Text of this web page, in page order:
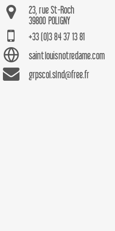
23, rue St-Roch
39800 POLIGNY
+33 (0)3 84 37 13 81
saintlouisnotredame.com
grpscol.slnd@free.fr